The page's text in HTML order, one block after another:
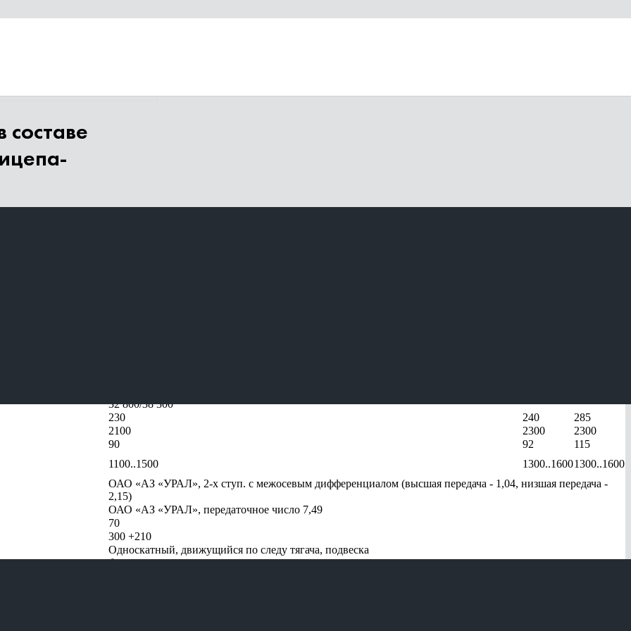
5960A и прицепа-роспуска 904702 55571-60
составе
32 800/38 300*
230 240
285
2100 2300
2300
90 92
115
1100..1500 1300..16001300..1600
ОАО «АЗ «УРАЛ», 2-х ступ. с межосевым дифференциалом (высшая передача - 1,04, низшая передача -
2,15)
ОАО «АЗ «УРАЛ», передаточное число 7,49
70
300 +210
Односкатный, движущийся по следу тягача, подвеска
балансирная